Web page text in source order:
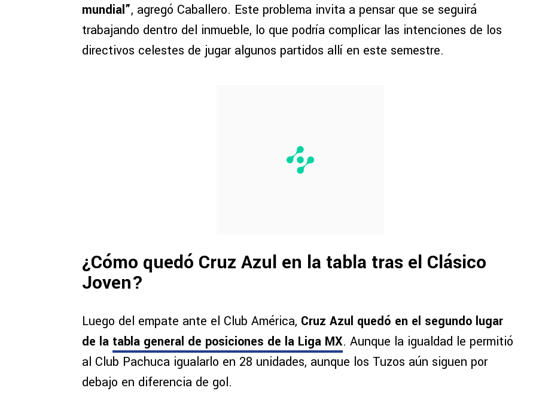
mundial”, agregó Caballero. Este problema invita a pensar que se seguirá
trabajando dentro del inmueble, lo que podría complicar las intenciones de los
directivos celestes de jugar algunos partidos allí en este semestre.
¿Cómo quedó Cruz Azul en la tabla tras el Clásico
Joven?
Luego del empate ante el Club América, Cruz Azul quedó en el segundo lugar
de la tabla general de posiciones de la Liga MX. Aunque la igualdad le permitió
al Club Pachuca igualarlo en 28 unidades, aunque los Tuzos aún siguen por
debajo en diferencia de gol.